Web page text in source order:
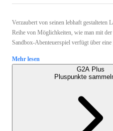
Verzaubert von seinen lebhaft gestalteten
Reihe von Möglichkeiten, wie man mit
Sandbox-Abenteuerspiel verfügt über eine
Mehr lesen
G2A Plus
Pluspunkte